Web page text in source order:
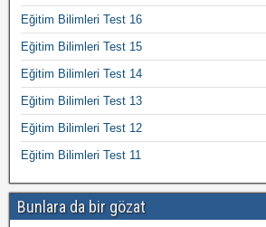
Eğitim Bilimleri Test 16
Eğitim Bilimleri Test 15
Eğitim Bilimleri Test 14
Eğitim Bilimleri Test 13
Eğitim Bilimleri Test 12
Eğitim Bilimleri Test 11
Bunlara da bir gözat